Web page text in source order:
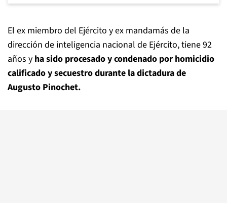
El ex miembro del Ejército y ex mandamás de la
dirección de inteligencia nacional de Ejército, tiene 92
años y ha sido procesado y condenado por homicidio
calificado y secuestro durante la dictadura de
Augusto Pinochet.